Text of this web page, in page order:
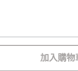
加入購物